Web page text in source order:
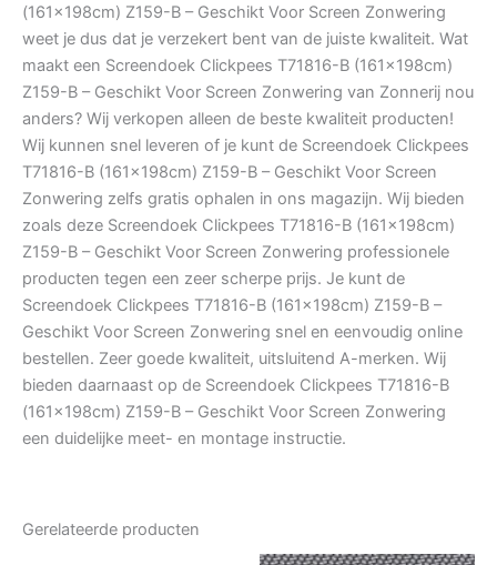
(161x198cm) Z159-B – Geschikt Voor Screen Zonwering
weet je dus dat je verzekert bent van de juiste kwaliteit. Wat
maakt een Screendoek Clickpees T71816-B (161x198cm)
Z159-B – Geschikt Voor Screen Zonwering van Zonnerij nou
anders? Wij verkopen alleen de beste kwaliteit producten!
Wij kunnen snel leveren of je kunt de Screendoek Clickpees
T71816-B (161x198cm) Z159-B – Geschikt Voor Screen
Zonwering zelfs gratis ophalen in ons magazijn. Wij bieden
zoals deze Screendoek Clickpees T71816-B (161x198cm)
Z159-B – Geschikt Voor Screen Zonwering professionele
producten tegen een zeer scherpe prijs. Je kunt de
Screendoek Clickpees T71816-B (161x198cm) Z159-B –
Geschikt Voor Screen Zonwering snel en eenvoudig online
bestellen. Zeer goede kwaliteit, uitsluitend A-merken. Wij
bieden daarnaast op de Screendoek Clickpees T71816-B
(161x198cm) Z159-B – Geschikt Voor Screen Zonwering
een duidelijke meet- en montage instructie.
Gerelateerde producten